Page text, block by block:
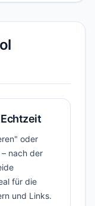
oder
nach der
für die
und Links.